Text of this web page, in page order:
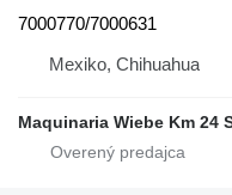
7000770/7000631
Mexiko, Chihuahua
Maquinaria Wiebe Km 24